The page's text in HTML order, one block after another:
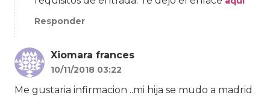
Responder
Xiomara frances
10/11/2018 03:22
Me gustaria infirmacion ..mi hija se mudo a madrid